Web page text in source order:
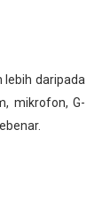
lebih daripada
mikrofon, G-